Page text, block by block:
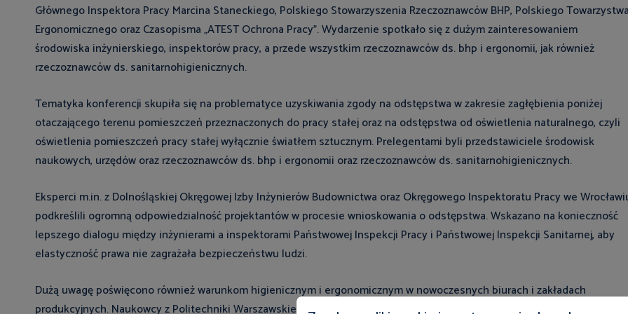
Głównego Inspektora Pracy Marcina Staneckiego, Polskiego Stowarzyszenia Rzeczoznawców BHP, Polskiego Towarzystwa
Ergonomicznego oraz Czasopisma „ATEST Ochrona Pracy”. Wydarzenie spotkało się z dużym zainteresowaniem
środowiska inżynierskiego, inspektorów pracy, a przede wszystkim rzeczoznawców ds. bhp i ergonomii, jak również
rzeczoznawców ds. sanitarnohigienicznych.
Tematyka konferencji skupiła się na problematyce uzyskiwania zgody na odstępstwa w zakresie zagłębienia poniżej
otaczającego terenu pomieszczeń przeznaczonych do pracy stałej oraz na odstępstwa od oświetlenia naturalnego, czyli
oświetlenia pomieszczeń pracy stałej wyłącznie światłem sztucznym.Prelegentami byli przedstawiciele środowisk
naukowych, urzędów oraz rzeczoznawców ds. bhp i ergonomii oraz rzeczoznawców ds. sanitarnohigienicznych.
Eksperci m.in. z Dolnośląskiej Okręgowej Izby Inżynierów Budownictwa oraz Okręgowego Inspektoratu Pracy we
podkreślili ogromną odpowiedzialność projektantów w procesie wnioskowania o odstępstwa. Wskazano na konieczność
lepszego dialogu między inżynierami a inspektorami Państwowej Inspekcji Pracy i Państwowej Inspekcji Sanitarnej, aby
elastyczność prawa nie zagrażała bezpieczeństwu ludzi.
Dużą uwagę poświęcono również warunkom higienicznym i ergonomicznym w nowoczesnych biurach i zakładach
produkcyjnych. Naukowcy z Politechniki Warszawskiej i Wrocławskiej analizowali, jak podejść do projektowania przestrzeni